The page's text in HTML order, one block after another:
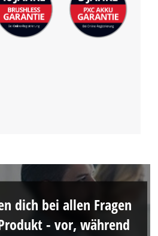
dich bei allen Fragen
- vor, während